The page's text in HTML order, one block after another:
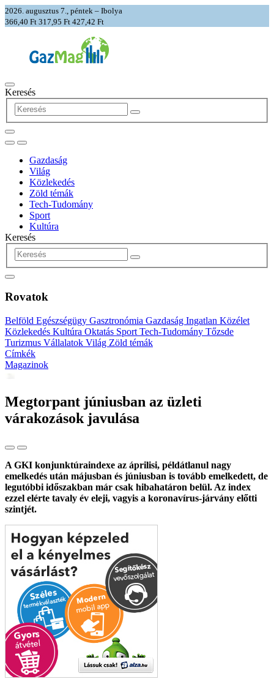
2026. augusztus 7., péntek – Ibolya
366,40 Ft 317,95 Ft 427,42 Ft
Keresés
Gazdaság
Világ
Közlekedés
Zöld témák
Tech-Tudomány
Sport
Kultúra
Keresés
Rovatok
Belföld Egészségügy Gasztronómia Gazdaság Ingatlan Közélet
Közlekedés Kultúra Oktatás Sport Tech-Tudomány Tőzsde
Turizmus Vállalatok Világ Zöld témák
Címkék
Magazinok
Megtorpant júniusban az üzleti
várakozások javulása
A GKI konjunktúraindexe az áprilisi, példátlanul nagy
emelkedés után májusban és júniusban is tovább emelkedett, de
legutóbbi időszakban már csak hibahatáron belül. Az index
ezzel elérte tavaly év eleji, vagyis a koronavírus-járvány előtti
szintjét.